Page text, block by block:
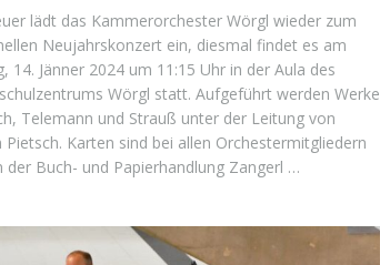
lädt das Kammerorchester Wörgl wieder zum
Neujahrskonzert ein, diesmal findet es am
14. Jänner 2024 um 11:15 Uhr in der Aula des
Wörgl statt. Aufgeführt werden Werke
Telemann und Strauß unter der Leitung von
Pietsch. Karten sind bei allen Orchestermitgliedern
der Buch- und Papierhandlung Zangerl …